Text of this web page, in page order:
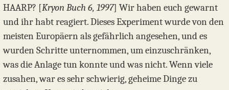
HAARP? [Kryon Buch 6, 1997] Wir haben euch gewarnt
und ihr habt reagiert. Dieses Experiment wurde von den
meisten Europäern als gefährlich angesehen, und es
wurden Schritte unternommen, um einzuschränken,
was die Anlage tun konnte und was nicht. Wenn viele
zusahen, war es sehr schwierig, geheime Dinge zu